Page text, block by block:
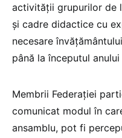
activității grupurilor de
și cadre didactice cu
necesare
până la începutul
Membrii Federației
comunicat modul în
ansamblu, pot fi